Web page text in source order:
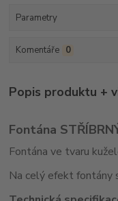
Parametry
Komentáře 0
Popis produktu +
Fontána
Fontána ve tvaru
Na celý efekt fontány